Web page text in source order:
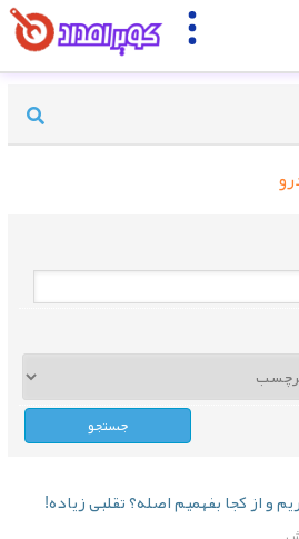
از کجا بفهمیم اصله؟ تقلبی زیاده!